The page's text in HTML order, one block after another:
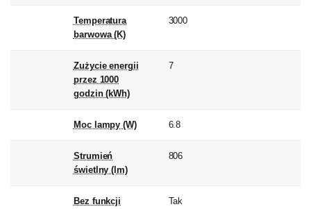
Temperatura
barwowa (K)
3000
Zużycie energii
przez 1000
godzin (kWh)
7
Moc lampy (W) 6.8
Strumień
świetlny (lm)
806
Bez funkcji
Tak